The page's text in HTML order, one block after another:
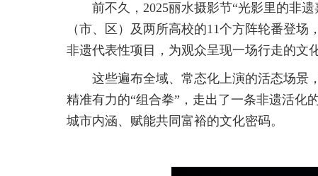
前不久，2025丽水摄影节“光影里的非
（市、区）及两所高校的11个方阵轮番登
非遗代表性项目，为观众呈现一场行走的文
这些遍布全域、常态化上演的活态场景
精准有力的“组合拳”，走出了一条非遗活化
城市内涵、赋能共同富裕的文化密码。